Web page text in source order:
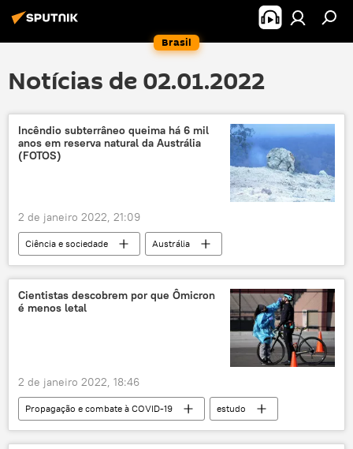
Brasil
Notícias de 02.01.2022
Incêndio subterrâneo queima há 6 mil
anos em reserva natural da Austrália
(FOTOS)
2 de janeiro 2022, 21:09
Ciência e sociedade
Austrália
incêndio
reserva natural
Ásia e Oceania
Cientistas descobrem por que Ômicron
é menos letal
2 de janeiro 2022, 18:46
Propagação e combate à COVID-19
estudo
vírus
teste ciência
ratos